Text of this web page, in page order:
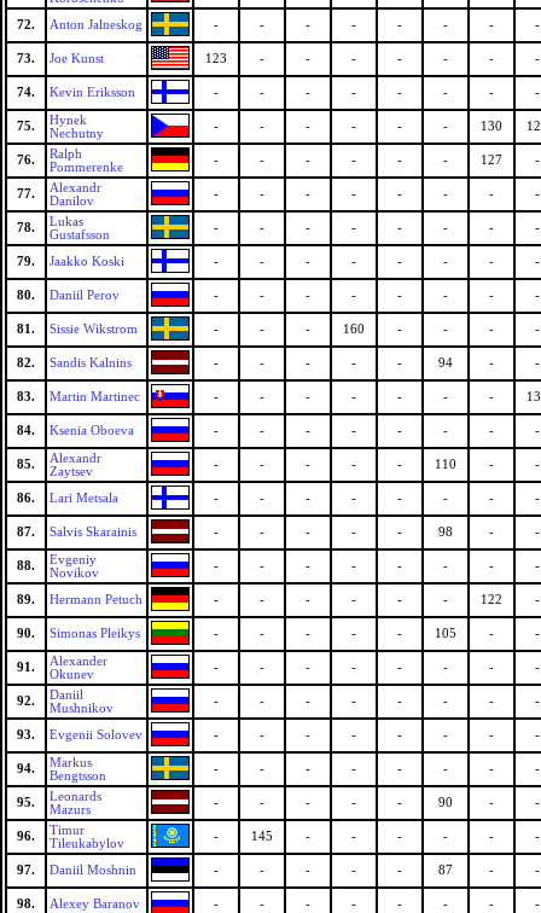
72. Anton Jalneskog - - - - - - - -
73. Joe Kunst 123 - - - - - - -
74. Kevin Eriksson - - - - - - - -
75.
Hynek
Nechutny
- - - - - - 130
76.
Ralph
Pommerenke
- - - - - - 127 -
77.
Alexandr
Danilov
- - - - - - - -
78.
Lukas
Gustafsson
- - - - - - - -
79. Jaakko Koski - - - - - - - -
80. Daniil Perov - - - - - - - -
81. Sissie Wikstrom - - - 160 - - - -
82. Sandis Kalnins - - - - - 94 - -
83. Martin Martinec - - - - - - -
84. Ksenia Oboeva - - - - - - - -
85.
Alexandr
Zaytsev
- - - - - 110 - -
86. Lari Metsala - - - - - - - -
87. Salvis Skarainis - - - - - 98 - -
88.
Evgeniy
Novikov
- - - - - - - -
89. Hermann Petuch - - - - - - 122 -
90. Simonas Pleikys - - - - - 105 - -
91.
Alexander
Okunev
- - - - - - - -
92.
Daniil
Mushnikov
- - - - - - - -
93. Evgenii Solovev - - - - - - - -
94.
Markus
Bengtsson
- - - - - - - -
95.
Leonards
Mazurs
- - - - - 90 - -
96.
Timur
Tileukabylov
- 145 - - - - - -
97. Daniil Moshnin - - - - - 87 - -
98. Alexey Baranov - - - - - - - -